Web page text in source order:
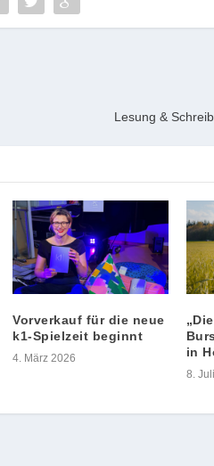
Lesung &
Vorverkauf für die neue
k1-Spielzeit beginnt
4. März 2026
in
8.